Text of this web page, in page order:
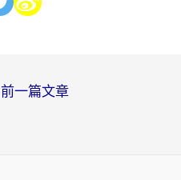
前一篇文章